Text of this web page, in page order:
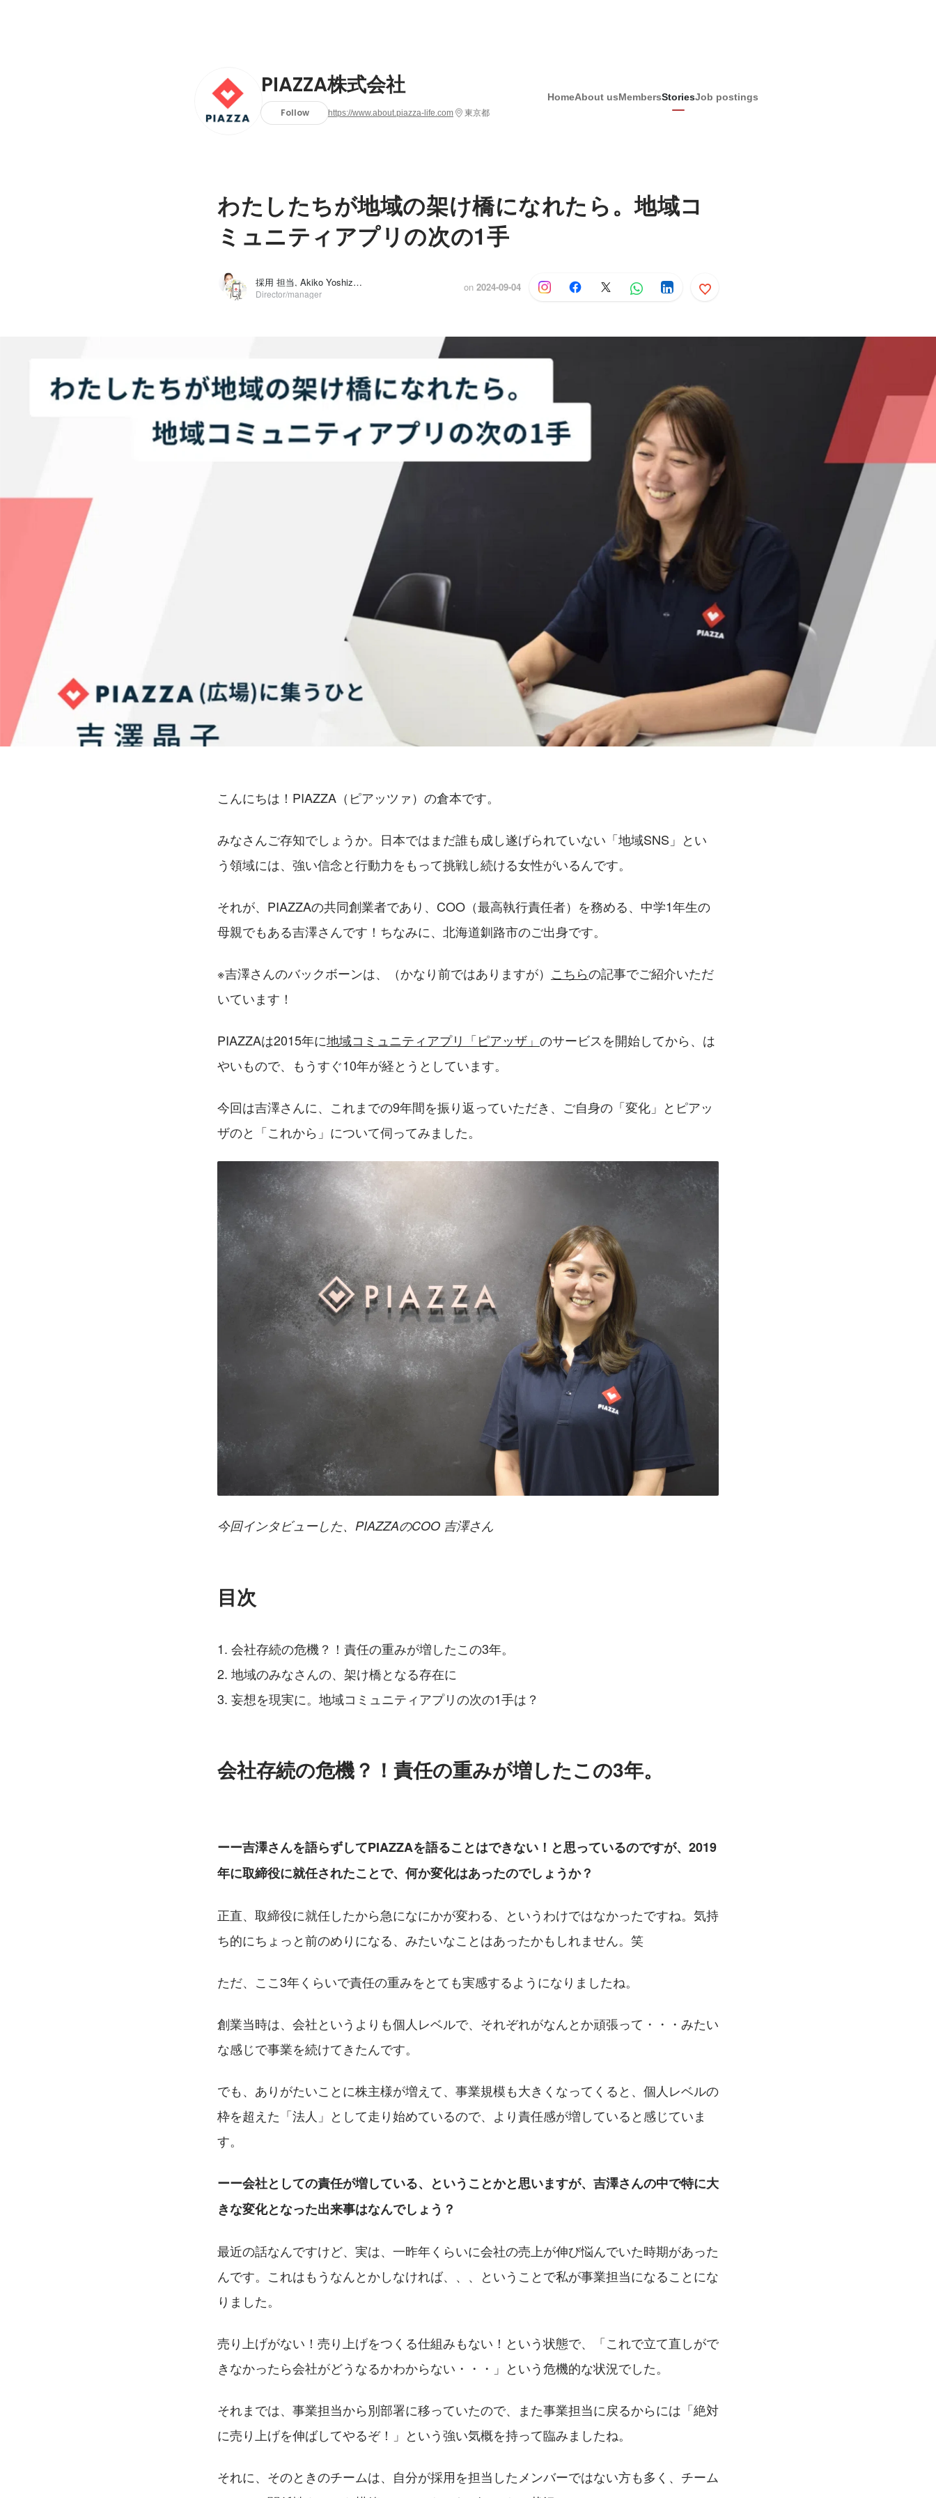
PIAZZA株式会社
Follow https://www.about.piazza-life.com 東京都
HomeAbout usMembersStoriesJob postings
わたしたちが地域の架け橋になれたら。地域コ
ミュニティアプリの次の1手
採用 担当, Akiko Yoshizawa
Director/manager
on 2024-09-04
こんにちは！PIAZZA（ピアッツァ）の倉本です。
みなさんご存知でしょうか。日本ではまだ誰も成し遂げられていない「地域SNS」とい
う領域には、強い信念と行動力をもって挑戦し続ける女性がいるんです。
それが、PIAZZAの共同創業者であり、COO（最高執行責任者）を務める、中学1年生の
母親でもある吉澤さんです！ちなみに、北海道釧路市のご出身です。
※吉澤さんのバックボーンは、（かなり前ではありますが） こちらの記事でご紹介いただ
いています！
PIAZZAは2015年に地域コミュニティアプリ「ピアッザ」 のサービスを開始してから、は
やいもので、もうすぐ10年が経とうとしています。
今回は吉澤さんに、これまでの9年間を振り返っていただき、ご自身の「変化」とピアッ
ザのと「これから」について伺ってみました。
今回インタビューした、PIAZZAのCOO 吉澤さん
目次
会社存続の危機？！責任の重みが増したこの3年。
地域のみなさんの、架け橋となる存在に
妄想を現実に。地域コミュニティアプリの次の1手は？
会社存続の危機？！責任の重みが増したこの3年。
ーー吉澤さんを語らずしてPIAZZAを語ることはできない！と思っているのですが、2019
年に取締役に就任されたことで、何か変化はあったのでしょうか？
正直、取締役に就任したから急になにかが変わる、というわけではなかったですね。気持
ち的にちょっと前のめりになる、みたいなことはあったかもしれません。笑
ただ、ここ3年くらいで責任の重みをとても実感するようになりましたね。
創業当時は、会社というよりも個人レベルで、それぞれがなんとか頑張って・・・みたい
な感じで事業を続けてきたんです。
でも、ありがたいことに株主様が増えて、事業規模も大きくなってくると、個人レベルの
枠を超えた「法人」として走り始めているので、より責任感が増していると感じていま
す。
ーー会社としての責任が増している、ということかと思いますが、吉澤さんの中で特に大
きな変化となった出来事はなんでしょう？
最近の話なんですけど、実は、一昨年くらいに会社の売上が伸び悩んでいた時期があった
んです。これはもうなんとかしなければ、、、ということで私が事業担当になることにな
りました。
売り上げがない！売り上げをつくる仕組みもない！という状態で、「これで立て直しがで
きなかったら会社がどうなるかわからない・・・」という危機的な状況でした。
それまでは、事業担当から別部署に移っていたので、また事業担当に戻るからには「絶対
に売り上げを伸ばしてやるぞ！」という強い気概を持って臨みましたね。
それに、そのときのチームは、自分が採用を担当したメンバーではない方も多く、チーム